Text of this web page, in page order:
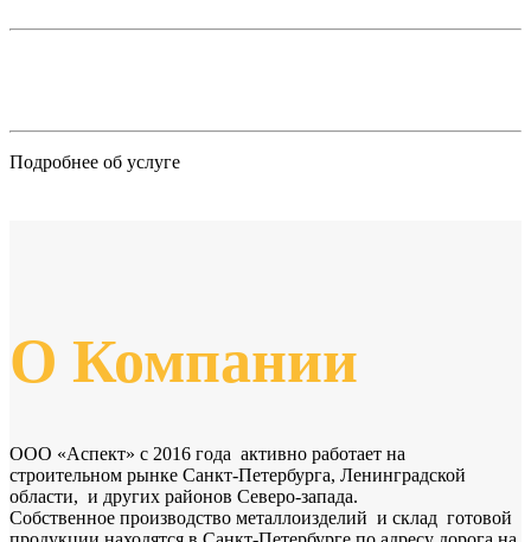
Подробнее об услуге
О Компании
ООО «Аспект» с 2016 года активно работает на
строительном рынке Санкт-Петербурга, Ленинградской
области, и других районов Северо-запада.
Собственное производство металлоизделий и склад готовой